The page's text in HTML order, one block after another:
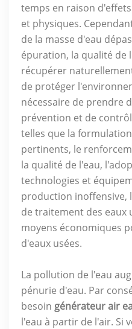
temps en raison
et physiques.
de la masse d'eau
épuration, la qualité de
récupérer
de protéger
nécessaire de prendre
prévention et de
telles que la
pertinents, le
la qualité de l'eau,
technologies et
production inoffensive,
de traitement des eaux
moyens économiques
d'eaux usées.
La pollution de l'eau
pénurie d'eau. Par
besoin générateur air
l'eau à partir de l'air. Si